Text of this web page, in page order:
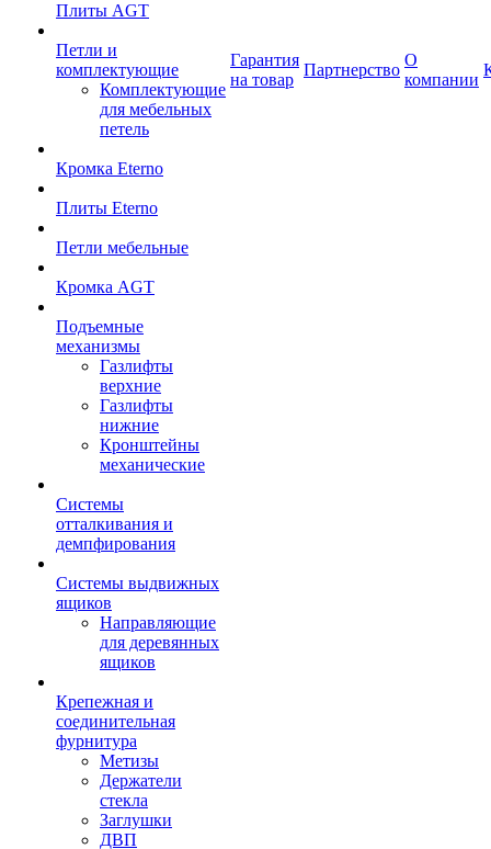
Плиты AGT
Петли и
комплектующие
Комплектующие
для мебельных
петель
Кромка Eterno
Плиты Eterno
Петли мебельные
Кромка AGT
Подъемные
механизмы
Газлифты
верхние
Газлифты
нижние
Кронштейны
механические
Системы
отталкивания и
демпфирования
Системы выдвижных
ящиков
Направляющие
для деревянных
ящиков
Крепежная и
соединительная
фурнитура
Метизы
Держатели
стекла
Заглушки
ДВП
Гарантия
на товар
Партнерство
О
компании